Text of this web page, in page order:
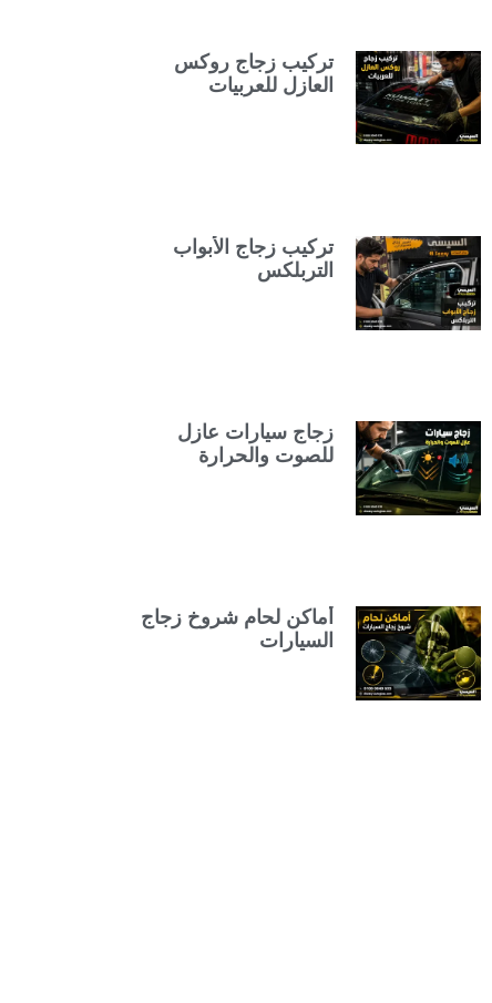
تركيب زجاج روكس
العازل للعربيات
تركيب زجاج الأبواب
التربلكس
زجاج سيارات عازل
للصوت والحرارة
أماكن لحام شروخ زجاج
السيارات